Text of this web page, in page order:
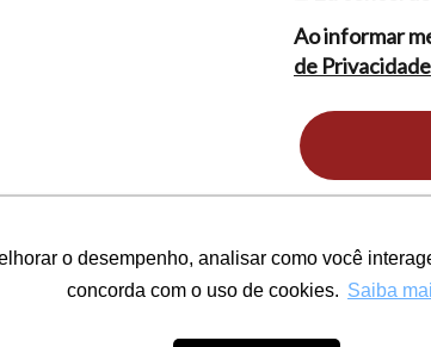
o desempenho, analisar como você
concorda com o uso de cookies. Saiba
o desempenho, analisar como você
concorda com o uso de cookies. Saiba
Ao informar
de Privacidade